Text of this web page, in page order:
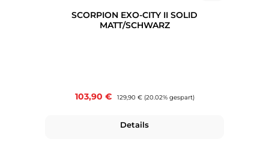
SCORPION EXO-CITY II SOLID
MATT/SCHWARZ
Verkaufspreis:
103,90 € Regulärer Preis:
129,90 € (20.02% gespart)
Details